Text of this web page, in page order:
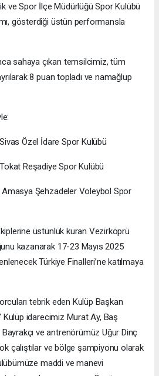
ve Spor İlçe Müdürlüğü Spor Kulübü
gösterdiği üstün performansla
sahaya çıkan temsilcimiz, tüm
8 puan topladı ve namağlup
Özel İdare Spor Kulübü
Reşadiye Spor Kulübü
Şehzadeler Voleybol Spor
üstünlük kuran Vezirköprü
kazanarak 17-23 Mayıs 2025
Türkiye Finalleri’ne katılmaya
tebrik eden Kulüp Başkan
Kulüp idarecimiz Murat Ay, Baş
ve antrenörümüz Uğur Dinç
çalıştılar ve bölge şampiyonu olarak
maddi ve manevi